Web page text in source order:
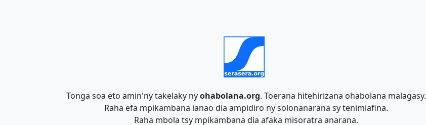
Tonga soa eto amin'ny takelaky nyohabolana.org. Toerana hitehirizana ohabolana malagasy.
Raha efa mpikambana ianao dia ampidiro ny solonanarana sy tenimiafina.
Raha mbola tsy mpikambana dia afaka misoratra anarana.